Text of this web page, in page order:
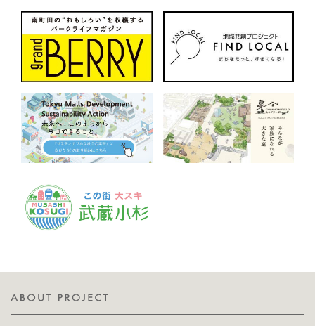
は、センター南駅
藤さんは、自